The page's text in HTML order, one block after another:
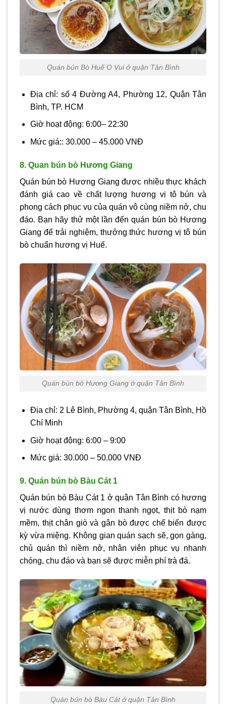
Quán bún Bò Huế O Vui ở quận Tân Bình
Địa chỉ: số 4 Đường A4, Phường 12, Quận Tân
Bình, TP. HCM
Giờ hoạt động: 6:00– 22:30
Mức giá:: 30.000 – 45.000 VNĐ
8. Quan bún bò Hương Giang
Quán bún bò Hương Giang được nhiều thực khách
đánh giá cao về chất lượng hương vị tô bún và
phong cách phục vụ của quán vô cùng niềm nở, chu
đáo. Bạn hãy thử một lần đến quán bún bò Hương
Giang để trải nghiệm, thưởng thức hương vị tô bún
bò chuẩn hương vị Huế.
Quán bún bò Hương Giang ở quận Tân Bình
Địa chỉ: 2 Lê Bình, Phường 4, quận Tân Bình, Hồ
Chí Minh
Giờ hoạt động: 6:00 – 9:00
Mức giá: 30.000 – 50.000 VNĐ
9. Quán bún bò Bàu Cát 1
Quán bún bò Bàu Cát 1 ở quận Tân Bình có hương
vị nước dùng thơm ngon thanh ngọt, thịt bò nạm
mềm, thịt chân giò và gân bò được chế biến được
kỳ vừa miệng. Không gian quán sạch sẽ, gọn gàng,
chủ quán thì niềm nở, nhân viên phục vụ nhanh
chóng, chu đáo và bạn sẽ được miễn phí trà đá.
Quán bún bò Bàu Cát ở quận Tân Bình